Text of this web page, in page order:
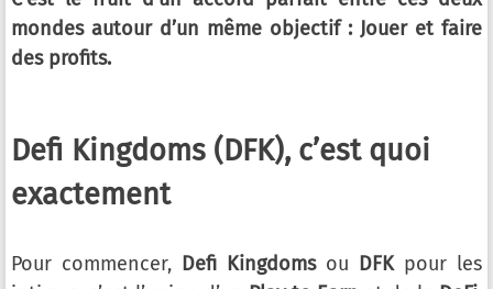
mondes autour d’un même objectif : Jouer et faire
des profits.
Defi Kingdoms (DFK), c’est quoi
exactement
Pour commencer, Defi Kingdomsou DFK pour les